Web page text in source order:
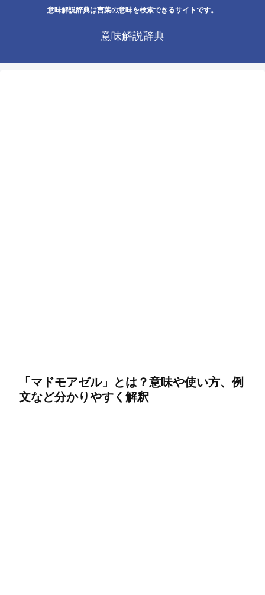
意味解説辞典は言葉の意味を検索できるサイトです。
意味解説辞典
「マドモアゼル」とは？意味や使い方、例
文など分かりやすく解釈